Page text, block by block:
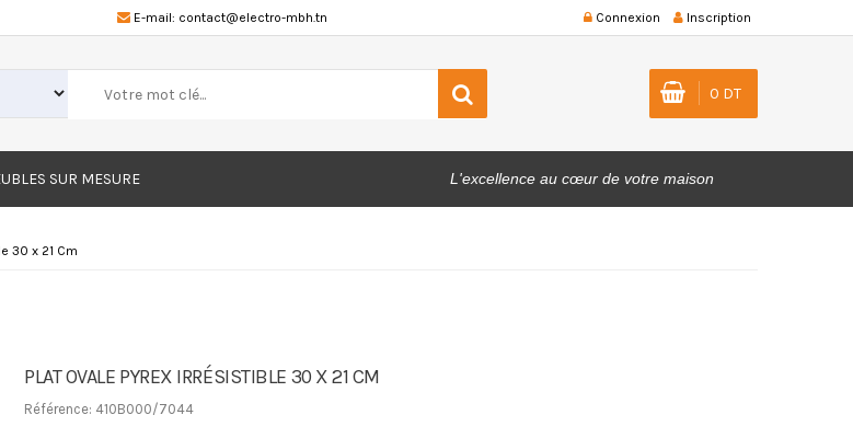
E-mail: contact@electro-mbh.tn Inscription
Connexion
0 DT
SUR MESURE L'excellence au cœur de votre maison
30 x 21 Cm
PLAT OVALE PYREX IRRÉSISTIBLE 30 X 21 CM
Référence: 410B000/7044